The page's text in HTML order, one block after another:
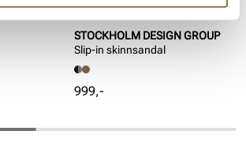
STOCKHOLM DESIGN GROUP
Slip-in skinnsandal
Pris
999,-